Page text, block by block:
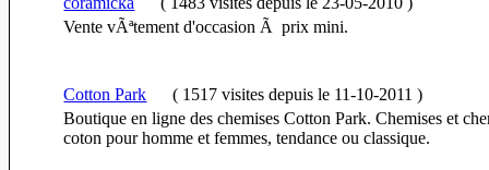
Vente vÃªtement d'occasion Ã prix mini.
Cotton Park ( 1517 visitesdepuis le 11-10-2011 )
Boutique en ligne des chemises Cotton Park. Chemises et
coton pour homme et femmes, tendance ou classique.